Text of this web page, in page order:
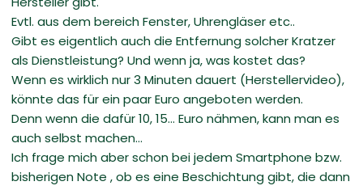
Evtl. aus dem bereich Fenster, Uhrengläser etc..
Gibt es eigentlich auch die Entfernung solcher Kratzer
als Dienstleistung? Und wenn ja, was kostet das?
Wenn es wirklich nur 3 Minuten dauert (Herstellervideo),
könnte das für ein paar Euro angeboten werden.
Denn wenn die dafür 10, 15... Euro nähmen, kann man es
auch selbst machen...
Ich frage mich aber schon bei jedem Smartphone bzw.
bisherigen Note , ob es eine Beschichtung gibt, die dann